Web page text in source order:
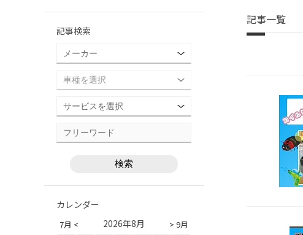
記事一覧
記事検索
カレンダー
7月 < > 9月
2026年8月